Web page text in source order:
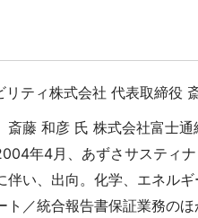
リティ株式会社 代表取締役
藤 和彦 氏 株式会社富士
年4月、あずさサスティ
い、出向。化学、エネルギ
／統合報告書保証業務の